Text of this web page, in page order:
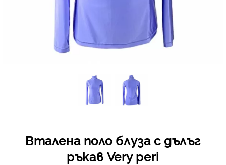
Вталена поло блуза с дълъг
ръкав Very peri